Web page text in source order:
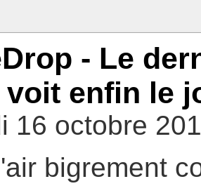
- Le
voit enfin le
16 octobre
bigrement